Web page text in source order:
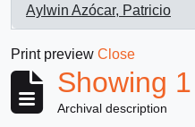
Aylwin Azócar, Patricio
, 1 results
Print preview Close
Showing
Archival description